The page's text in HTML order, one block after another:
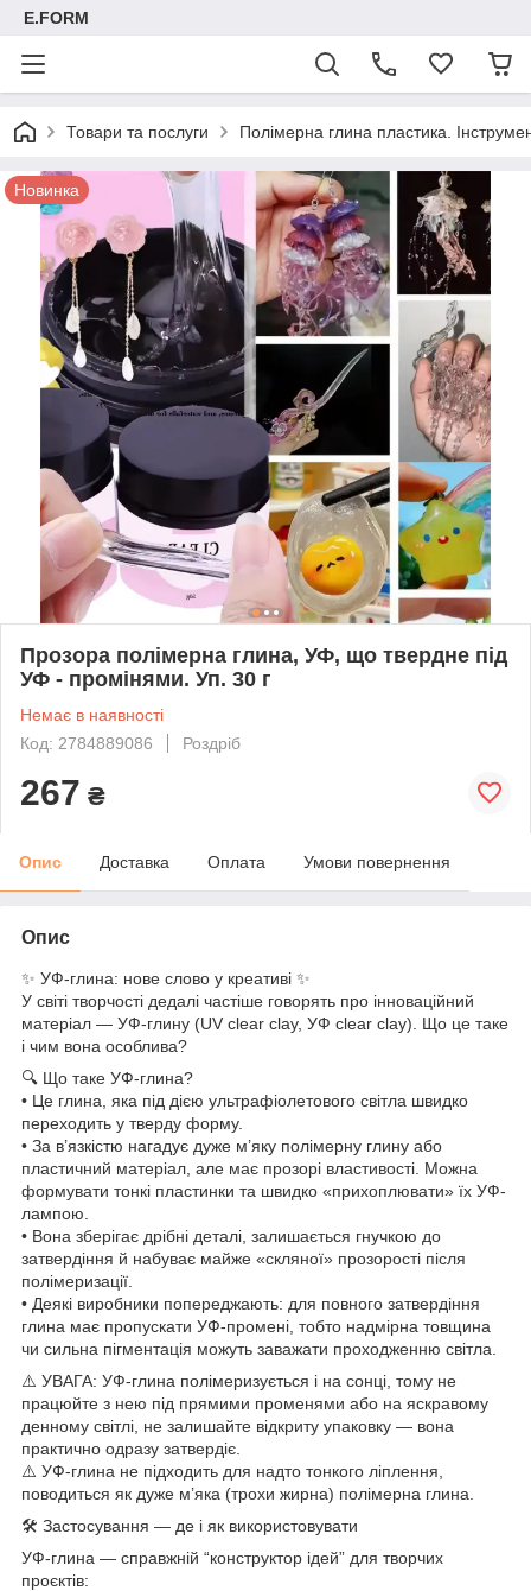
E.FORM
Товари та послуги Полімерна глина пластика.
Новинка
Прозора полімерна глина, УФ, що твердне під
УФ - промінями. Уп. 30 г
Немає в наявності
Код: 2784889086
Роздріб
267 ₴
Опис Доставка Оплата Умови повернення
Опис
✨ УФ-глина: нове слово у креативі ✨
У світі творчості дедалі частіше говорять про інноваційний
матеріал — УФ-глину (UV clear clay, УФ clear clay). Що це таке
і чим вона особлива?
🔍 Що таке УФ-глина?
• Це глина, яка під дією ультрафіолетового світла швидко
переходить у тверду форму.
• За в’язкістю нагадує дуже м’яку полімерну глину або
пластичний матеріал, але має прозорі властивості. Можна
формувати тонкі пластинки та швидко «прихоплювати» їх УФ-
лампою.
• Вона зберігає дрібні деталі, залишається гнучкою до
затвердіння й набуває майже «скляної» прозорості після
полімеризації.
• Деякі виробники попереджають: для повного затвердіння
глина має пропускати УФ-промені, тобто надмірна товщина
чи сильна пігментація можуть заважати проходженню світла.
⚠️ УВАГА: УФ-глина полімеризується і на сонці, тому не
працюйте з нею під прямими променями або на яскравому
денному світлі, не залишайте відкриту упаковку — вона
практично одразу затвердіє.
⚠️ УФ-глина не підходить для надто тонкого ліплення,
поводиться як дуже м’яка (трохи жирна) полімерна глина.
🛠 Застосування — де і як використовувати
УФ-глина — справжній “конструктор ідей” для творчих
проєктів: